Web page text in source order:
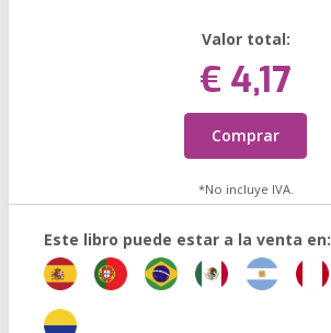
Valor total:
€ 4,17
Comprar
*No incluye IVA.
Este libro puede estar a la venta en: